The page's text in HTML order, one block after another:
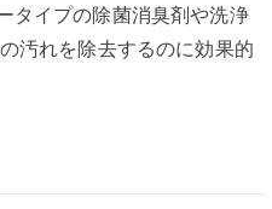
タイプの除菌消臭剤や洗浄
汚れを除去するのに効果的